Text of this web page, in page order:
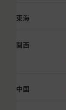
東海
関西
中国